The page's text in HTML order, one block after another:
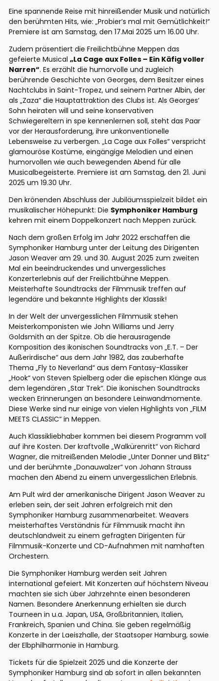
Eine spannende Reise mit hinreißender Musik und natürlich
den berühmten Hits, wie: „Probier’s mal mit Gemütlichkeit!“
Premiere ist am Samstag, den 17.Mai 2025 um 16.00 Uhr.
Zudem präsentiert die Freilichtbühne Meppen das
gefeierte Musical „La Cage aux Folles – Ein Käfig voller
Narren“. Es erzählt die humorvolle und zugleich
berührende Geschichte von Georges, dem Besitzer eines
Nachtclubs in Saint-Tropez, und seinem Partner Albin, der
als „Zaza“ die Hauptattraktion des Clubs ist. Als Georges‘
Sohn heiraten will und seine konservativen
Schwiegereltern in spe kennenlernen soll, steht das Paar
vor der Herausforderung, ihre unkonventionelle
Lebensweise zu verbergen. „La Cage aux Folles“ verspricht
glamouröse Kostüme, eingängige Melodien und einen
humorvollen wie auch bewegenden Abend für alle
Musicalbegeisterte. Premiere ist am Samstag, den 21. Juni
2025 um 19.30 Uhr.
Den krönenden Abschluss der Jubiläumsspielzeit bildet ein
musikalischer Höhepunkt: Die Symphoniker Hamburg
kehren mit einem Doppelkonzert nach Meppen zurück.
Nach dem großen Erfolg im Jahr 2022 erschaffen die
Symphoniker Hamburg unter der Leitung des Dirigenten
Jason Weaver am 29. und 30. August 2025 zum zweiten
Mal ein beeindruckendes und unvergessliches
Konzerterlebnis auf der Freilichtbühne Meppen.
Meisterhafte Soundtracks der Filmmusik treffen auf
legendäre und bekannte Highlights der Klassik!
In der Welt der unvergesslichen Filmmusik stehen
Meisterkomponisten wie John Williams und Jerry
Goldsmith an der Spitze. Ob die herausragende
Komposition des ikonischen Soundtracks von „E.T. – Der
Außerirdische“ aus dem Jahr 1982, das zauberhafte
Thema „Fly to Neverland“ aus dem Fantasy-Klassiker
„Hook“ von Steven Spielberg oder die epischen Klänge aus
dem legendären „Star Trek“. Die ikonischen Soundtracks
wecken Erinnerungen an besondere Leinwandmomente.
Diese Werke sind nur einige von vielen Highlights von „FILM
MEETS CLASSIC“ in Meppen.
Auch Klassikliebhaber kommen bei diesem Programm voll
auf ihre Kosten. Der kraftvolle „Walkürenritt“ von Richard
Wagner, die mitreißenden Melodie „Unter Donner und Blitz“
und der berühmte „Donauwalzer“ von Johann Strauss
machen den Abend zu einem unvergesslichen Erlebnis.
Am Pult wird der amerikanische Dirigent Jason Weaver zu
erleben sein, der seit Jahren erfolgreich mit den
Symphoniker Hamburg zusammenarbeitet. Weavers
meisterhaftes Verständnis für Filmmusik macht ihn
deutschlandweit zu einem gefragten Dirigenten für
Filmmusik-Konzerte und CD-Aufnahmen mit namhaften
Orchestern.
Die Symphoniker Hamburg werden seit Jahren
international gefeiert. Mit Konzerten auf höchstem Niveau
machten sie sich über Jahrzehnte einen besonderen
Namen. Besondere Anerkennung erhielten sie durch
Tourneen in u.a. Japan, USA, Großbritannien, Italien,
Frankreich, Spanien und China. Sie geben regelmäßig
Konzerte in der Laeiszhalle, der Staatsoper Hamburg, sowie
der Elbphilharmonie in Hamburg.
Tickets für die Spielzeit 2025 und die Konzerte der
Symphoniker Hamburg sind ab sofort in allen bekannten